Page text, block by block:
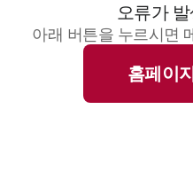
오류가
아래 버튼을 누르시면
홈페이